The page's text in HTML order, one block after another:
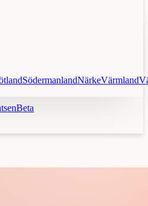
SödermanlandNärkeVärmland
Beta